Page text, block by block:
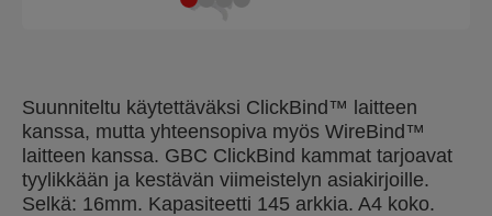
Suunniteltu käytettäväksi ClickBind™ laitteen
kanssa, mutta yhteensopiva myös WireBind™
laitteen kanssa. GBC ClickBind kammat tarjoavat
tyylikkään ja kestävän viimeistelyn asiakirjoille.
Selkä: 16mm. Kapasiteetti 145 arkkia. A4 koko.